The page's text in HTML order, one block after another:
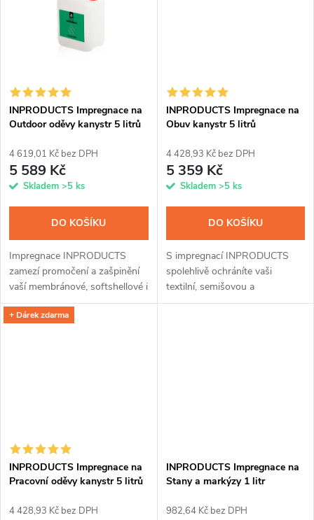
INPRODUCTS Impregnace na
Outdoor oděvy kanystr 5 litrů
4 619,01 Kč bez DPH
5 589 Kč
Skladem >5 ks
DO KOŠÍKU
Impregnace INPRODUCTS
zamezí promočení a zašpinění
vaší membránové, softshellové i
klasické bundy a kalhot, čepice
nebo rukavic. Přípravek snadno
INPRODUCTS Impregnace na
Obuv kanystr 5 litrů
4 428,93 Kč bez DPH
5 359 Kč
Skladem >5 ks
DO KOŠÍKU
S impregnací INPRODUCTS
spolehlivě ochráníte vaši
textilní, semišovou a
membránovou obuv před
+ Dárek zdarma
INPRODUCTS Impregnace na
Pracovní oděvy kanystr 5 litrů
4 428,93 Kč bez DPH
INPRODUCTS Impregnace na
Stany a markýzy 1 litr
982,64 Kč bez DPH